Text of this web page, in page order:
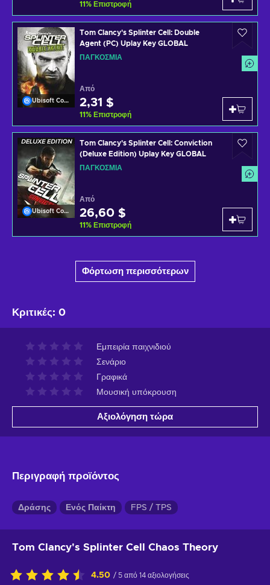
11% Επιστροφή
Ubisoft Connect
Tom Clancy's Splinter Cell: Double
Agent (PC) Uplay Key GLOBAL
ΠΑΓΚΌΣΜΙΑ
Από
2,31 $
11% Επιστροφή
Ubisoft Connect
Tom Clancy's Splinter Cell: Conviction
(Deluxe Edition) Uplay Key GLOBAL
ΠΑΓΚΌΣΜΙΑ
Από
26,60 $
11% Επιστροφή
Φόρτωση περισσότερων
Κριτικές: 0
Εμπειρία παιχνιδιού
Σενάριο
Γραφικά
Μουσική υπόκρουση
Αξιολόγηση τώρα
Περιγραφή προϊόντος
Δράσης Ενός Παίκτη FPS / TPS
Tom Clancy's Splinter Cell Chaos Theory
4.50 / 5 από 14 αξιολογήσεις